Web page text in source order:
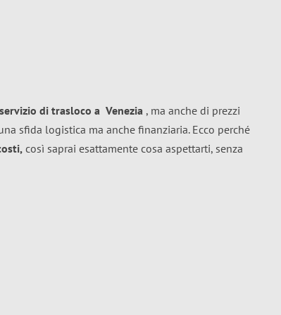
servizio di trasloco a Venezia , ma anche di prezzi
sfida logistica ma anche finanziaria. Ecco perché
così saprai esattamente cosa aspettarti, senza